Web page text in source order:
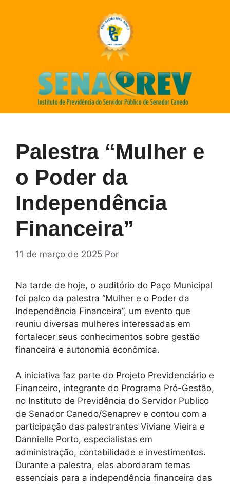
Palestra “Mulher e
o Poder da
Independência
Financeira”
11 de março de 2025 Por
Na tarde de hoje, o auditório do Paço Municipal
foi palco da palestra “Mulher e o Poder da
Independência Financeira”, um evento que
reuniu diversas mulheres interessadas em
fortalecer seus conhecimentos sobre gestão
financeira e autonomia econômica.
A iniciativa faz parte do Projeto Previdenciário e
Financeiro, integrante do Programa Pró-Gestão,
no Instituto de Previdência do Servidor Publico
de Senador Canedo/Senaprev e contou com a
participação das palestrantes Viviane Vieira e
Dannielle Porto, especialistas em
administração, contabilidade e investimentos.
Durante a palestra, elas abordaram temas
essenciais para a independência financeira das